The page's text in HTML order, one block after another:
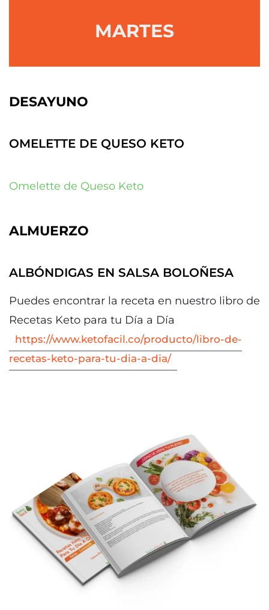
MARTES
DESAYUNO
OMELETTE DE QUESO KETO
Omelette de Queso Keto
ALMUERZO
ALBÓNDIGAS EN SALSA BOLOÑESA
Puedes encontrar la receta en nuestro libro de
Recetas Keto para tu Día a Día
https://www.ketofacil.co/producto/libro-de-
recetas-keto-para-tu-dia-a-dia/